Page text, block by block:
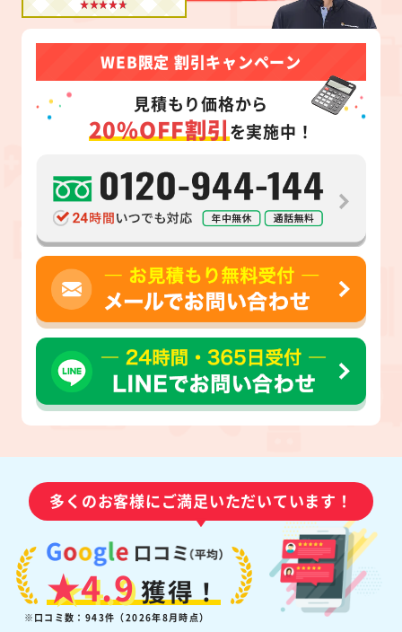
WEB限定 割引キャンペーン
見積もり価格から
20%OFF割引を実施中！
多くのお客様にご満足いただいています！
★4.9獲得！
※口コミ数：943件（2026年8月時点）